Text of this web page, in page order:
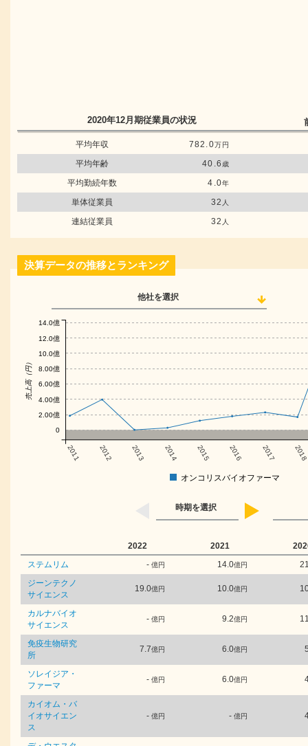
2020年12月期従業員の状況
平均年収 782.0万円
平均年齢 40.6 歳
平均勤続年数 4.0年
単体従業員 32 人
連結従業員 32 人
決算データの推移とランキング
他社を選択
2011 2012 2013 2014 2015 2016 2017 2018
売上高（円）
0
2.00億
4.00億
6.00億
8.00億
10.0億
12.0億
14.0億
オンコリスバイオファーマ
時期を選択
2022 2021
ステムリム
- 億円 14.0億円
ジーンテクノ
サイエンス
19.0億円 10.0億円
カルナバイオ
サイエンス
- 億円 9.2億円
免疫生物研究
所
7.7億円 6.0億円
ソレイジア・
ファーマ
- 億円 6.0億円
カイオム・バ
イオサイエン
ス
- 億円 - 億円